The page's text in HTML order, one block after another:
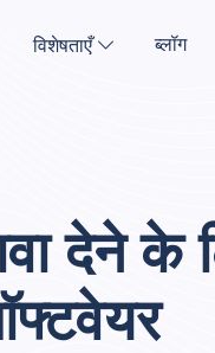
विशेषताएँ ब्लॉग
देने के